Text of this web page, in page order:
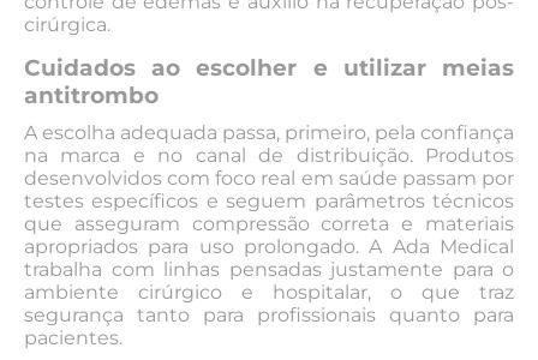
cirúrgica.
Cuidados ao escolher e utilizar meias
antitrombo
A escolha adequada passa, primeiro, pela confiança
na marca e no canal de distribuição. Produtos
desenvolvidos com foco real em saúde passam por
testes específicos e seguem parâmetros técnicos
que asseguram compressão correta e materiais
apropriados para uso prolongado. A Ada Medical
trabalha com linhas pensadas justamente para o
ambiente cirúrgico e hospitalar, o que traz
segurança tanto para profissionais quanto para
pacientes.